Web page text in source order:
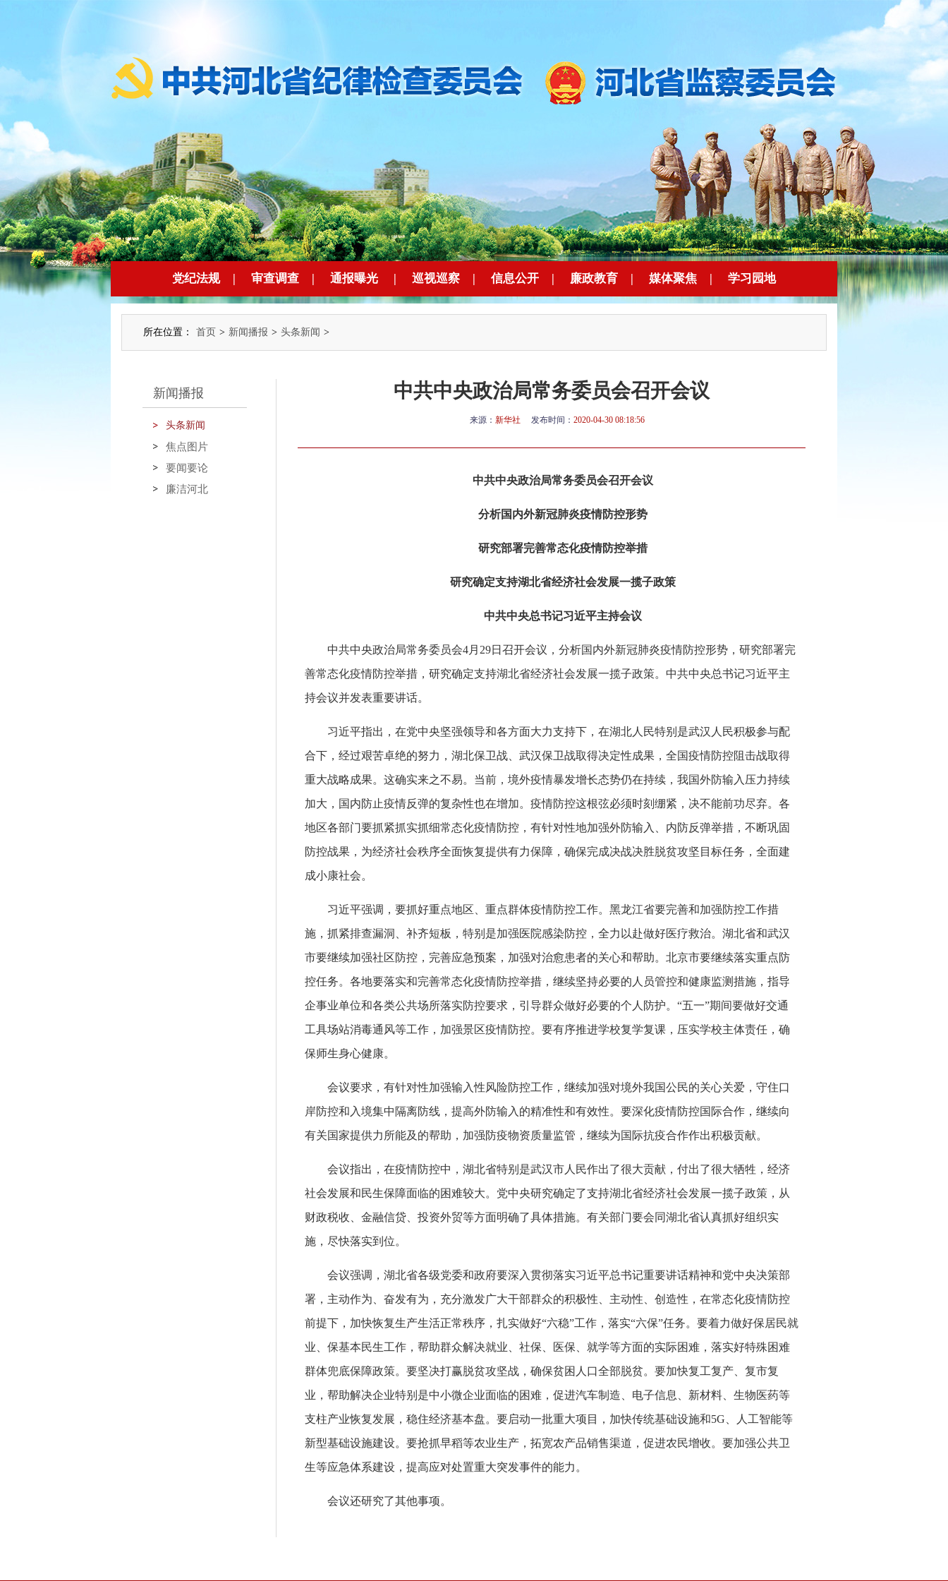
党纪法规 | 审查调查 | 通报曝光 | 巡视巡察 | 信息公开 | 廉政教育 | 媒体聚焦 | 学习园地
所在位置： 首页 > 新闻播报 > 头条新闻 >
新闻播报
头条新闻
焦点图片
要闻要论
廉洁河北
中共中央政治局常务委员会召开会议
来源： 新华社 发布时间： 2020-04-30 08:18:56
中共中央政治局常务委员会召开会议
分析国内外新冠肺炎疫情防控形势
研究部署完善常态化疫情防控举措
研究确定支持湖北省经济社会发展一揽子政策
中共中央总书记习近平主持会议
中共中央政治局常务委员会4月29日召开会议，分析国内外新冠肺炎疫情防控形势，研究部署完
善常态化疫情防控举措，研究确定支持湖北省经济社会发展一揽子政策。中共中央总书记习近平主
持会议并发表重要讲话。
习近平指出，在党中央坚强领导和各方面大力支持下，在湖北人民特别是武汉人民积极参与配
合下，经过艰苦卓绝的努力，湖北保卫战、武汉保卫战取得决定性成果，全国疫情防控阻击战取得
重大战略成果。这确实来之不易。当前，境外疫情暴发增长态势仍在持续，我国外防输入压力持续
加大，国内防止疫情反弹的复杂性也在增加。疫情防控这根弦必须时刻绷紧，决不能前功尽弃。各
地区各部门要抓紧抓实抓细常态化疫情防控，有针对性地加强外防输入、内防反弹举措，不断巩固
防控战果，为经济社会秩序全面恢复提供有力保障，确保完成决战决胜脱贫攻坚目标任务，全面建
成小康社会。
习近平强调，要抓好重点地区、重点群体疫情防控工作。黑龙江省要完善和加强防控工作措
施，抓紧排查漏洞、补齐短板，特别是加强医院感染防控，全力以赴做好医疗救治。湖北省和武汉
市要继续加强社区防控，完善应急预案，加强对治愈患者的关心和帮助。北京市要继续落实重点防
控任务。各地要落实和完善常态化疫情防控举措，继续坚持必要的人员管控和健康监测措施，指导
企事业单位和各类公共场所落实防控要求，引导群众做好必要的个人防护。“五一”期间要做好交通
工具场站消毒通风等工作，加强景区疫情防控。要有序推进学校复学复课，压实学校主体责任，确
保师生身心健康。
会议要求，有针对性加强输入性风险防控工作，继续加强对境外我国公民的关心关爱，守住口
岸防控和入境集中隔离防线，提高外防输入的精准性和有效性。要深化疫情防控国际合作，继续向
有关国家提供力所能及的帮助，加强防疫物资质量监管，继续为国际抗疫合作作出积极贡献。
会议指出，在疫情防控中，湖北省特别是武汉市人民作出了很大贡献，付出了很大牺牲，经济
社会发展和民生保障面临的困难较大。党中央研究确定了支持湖北省经济社会发展一揽子政策，从
财政税收、金融信贷、投资外贸等方面明确了具体措施。有关部门要会同湖北省认真抓好组织实
施，尽快落实到位。
会议强调，湖北省各级党委和政府要深入贯彻落实习近平总书记重要讲话精神和党中央决策部
署，主动作为、奋发有为，充分激发广大干部群众的积极性、主动性、创造性，在常态化疫情防控
前提下，加快恢复生产生活正常秩序，扎实做好“六稳”工作，落实“六保”任务。要着力做好保居民就
业、保基本民生工作，帮助群众解决就业、社保、医保、就学等方面的实际困难，落实好特殊困难
群体兜底保障政策。要坚决打赢脱贫攻坚战，确保贫困人口全部脱贫。要加快复工复产、复市复
业，帮助解决企业特别是中小微企业面临的困难，促进汽车制造、电子信息、新材料、生物医药等
支柱产业恢复发展，稳住经济基本盘。要启动一批重大项目，加快传统基础设施和5G、人工智能等
新型基础设施建设。要抢抓早稻等农业生产，拓宽农产品销售渠道，促进农民增收。要加强公共卫
生等应急体系建设，提高应对处置重大突发事件的能力。
会议还研究了其他事项。